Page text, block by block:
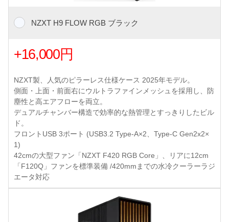
NZXT H9 FLOW RGB ブラック
+16,000円
NZXT製、人気のピラーレス仕様ケース 2025年モデル。
側面・上面・前面右にウルトラファインメッシュを採用し、防
塵性と高エアフローを両立。
デュアルチャンバー構造で効率的な熱管理とすっきりしたビル
ド。
フロントUSB 3ポート (USB3.2 Type-A×2、Type-C Gen2x2×
1)
42cmの大型ファン「NZXT F420 RGB Core」、リアに12cm
「F120Q」ファンを標準装備 /420mmまでの水冷クーラーラジ
エータ対応